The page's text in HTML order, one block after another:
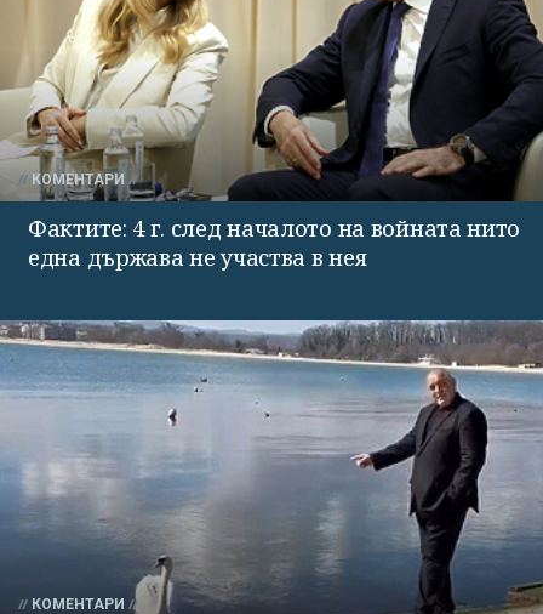
КОМЕНТАРИ
Фактите: 4 г. след началото на войната нито
една държава не участва в нея
КОМЕНТАРИ